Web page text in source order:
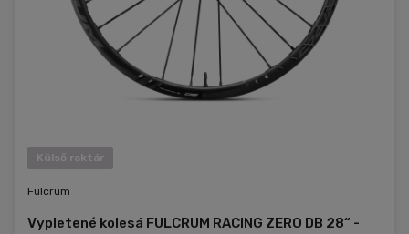
Külső raktár
Fulcrum
Vypletené kolesá FULCRUM RACING ZERO DB 28“ -